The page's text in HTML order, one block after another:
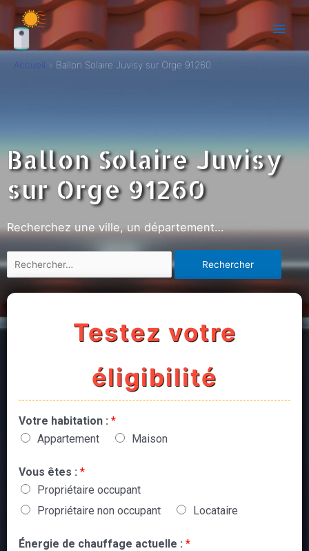
Accueil Ballon Solaire Juvisy sur Orge 91260
Ballon Solaire Juvisy
sur Orge 91260
Recherchez une ville, un département…
Testez votre
éligibilité
Votre habitation : *
Appartement
Maison
Vous êtes : *
Propriétaire occupant
Propriétaire non occupant
Locataire
Énergie de chauffage actuelle : *